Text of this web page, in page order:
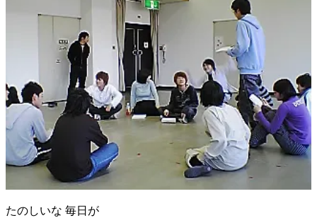
たのしいな 毎日が